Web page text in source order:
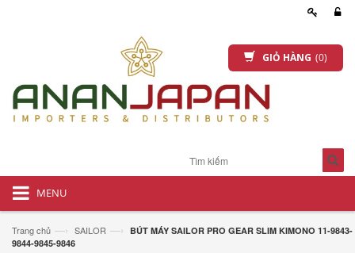
GIỎ HÀNG (0)
MENU
Trang chủ —› SAILOR —›
BÚT MÁY SAILOR PRO GEAR SLIM KIMONO 11-9843-
9844-9845-9846